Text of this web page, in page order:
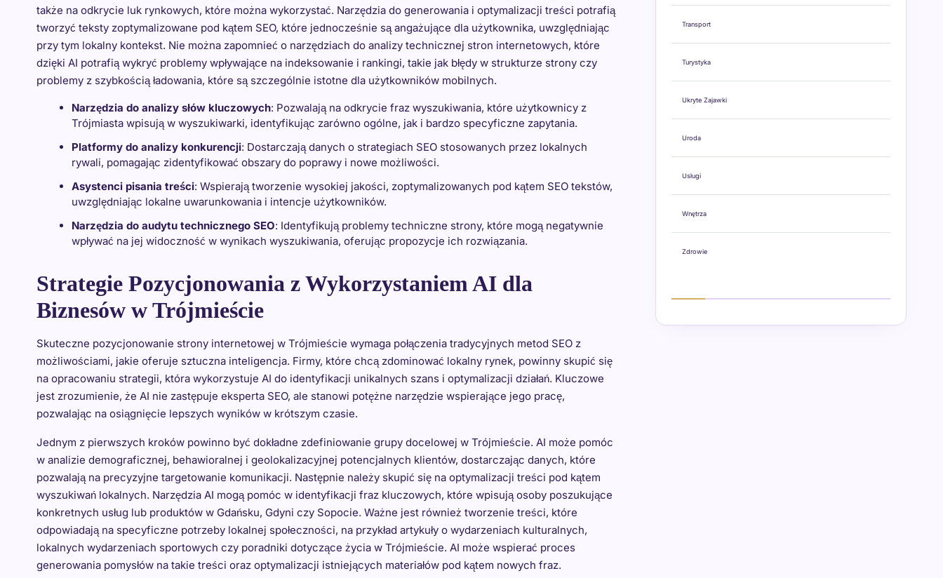
także na odkrycie luk rynkowych, które można wykorzystać. Narzędzia do generowania i optymalizacji treści potrafią
tworzyć teksty zoptymalizowane pod kątem SEO, które jednocześnie są angażujące dla użytkownika, uwzględniając
przy tym lokalny kontekst. Nie można zapomnieć o narzędziach do analizy technicznej stron internetowych, które
dzięki AI potrafią wykryć problemy wpływające na indeksowanie i rankingi, takie jak błędy w strukturze strony czy
problemy z szybkością ładowania, które są szczególnie istotne dla użytkowników mobilnych.
Narzędzia do analizy słów kluczowych: Pozwalają na odkrycie fraz wyszukiwania, które użytkownicy z
Trójmiasta wpisują w wyszukiwarki, identyfikując zarówno ogólne, jak i bardzo specyficzne zapytania.
Platformy do analizy konkurencji: Dostarczają danych o strategiach SEO stosowanych przez lokalnych
rywali, pomagając zidentyfikować obszary do poprawy i nowe możliwości.
Asystenci pisania treści: Wspierają tworzenie wysokiej jakości, zoptymalizowanych pod kątem SEO tekstów,
uwzględniając lokalne uwarunkowania i intencje użytkowników.
Narzędzia do audytu technicznego SEO: Identyfikują problemy techniczne strony, które mogą negatywnie
wpływać na jej widoczność w wynikach wyszukiwania, oferując propozycje ich rozwiązania.
Strategie Pozycjonowania z Wykorzystaniem AI dla
Biznesów w Trójmieście
Skuteczne pozycjonowanie strony internetowej w Trójmieście wymaga połączenia tradycyjnych metod SEO z
możliwościami, jakie oferuje sztuczna inteligencja. Firmy, które chcą zdominować lokalny rynek, powinny skupić się
na opracowaniu strategii, która wykorzystuje AI do identyfikacji unikalnych szans i optymalizacji działań. Kluczowe
jest zrozumienie, że AI nie zastępuje eksperta SEO, ale stanowi potężne narzędzie wspierające jego pracę,
pozwalając na osiągnięcie lepszych wyników w krótszym czasie.
Jednym z pierwszych kroków powinno być dokładne zdefiniowanie grupy docelowej w Trójmieście. AI może pomóc
w analizie demograficznej, behawioralnej i geolokalizacyjnej potencjalnych klientów, dostarczając danych, które
pozwalają na precyzyjne targetowanie komunikacji. Następnie należy skupić się na optymalizacji treści pod kątem
wyszukiwań lokalnych. Narzędzia AI mogą pomóc w identyfikacji fraz kluczowych, które wpisują osoby poszukujące
konkretnych usług lub produktów w Gdańsku, Gdyni czy Sopocie. Ważne jest również tworzenie treści, które
odpowiadają na specyficzne potrzeby lokalnej społeczności, na przykład artykuły o wydarzeniach kulturalnych,
lokalnych wydarzeniach sportowych czy poradniki dotyczące życia w Trójmieście. AI może wspierać proces
generowania pomysłów na takie treści oraz optymalizacji istniejących materiałów pod kątem nowych fraz.
Transport
Turystyka
Ukryte Zajawki
Uroda
Usługi
Wnętrza
Zdrowie